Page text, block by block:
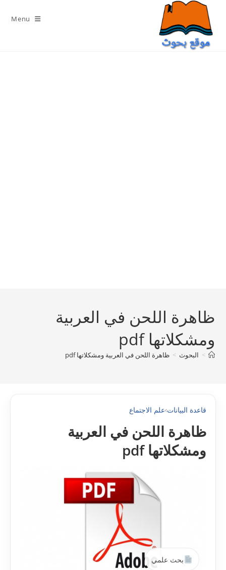
content
Menu
ظاهرة اللحن في العربية
ومشكلاتها pdf
> البحوث > ظاهرة اللحن في العربية ومشكلاتها pdf
قاعدة البيانات›علم الاجتماع
ظاهرة اللحن في العربية
ومشكلاتها pdf
بحث علمي